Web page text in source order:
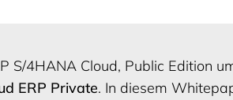
S/4HANA Cloud, Public Edition
ERP Private. In diesem